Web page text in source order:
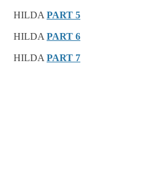
HILDA PART 5
HILDA PART 6
HILDA PART 7